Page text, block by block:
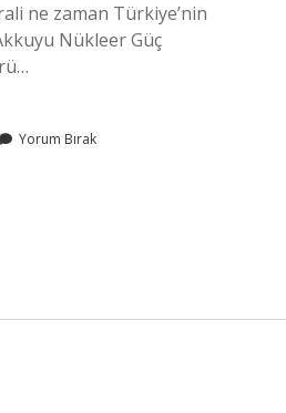
ne zaman Türkiye’nin
Nükleer Güç
Yorum Bırak